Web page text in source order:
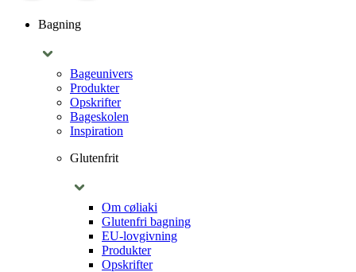
Bagning
Bageunivers
Produkter
Opskrifter
Bageskolen
Inspiration
Glutenfrit
Om cøliaki
Glutenfri bagning
EU-lovgivning
Produkter
Opskrifter